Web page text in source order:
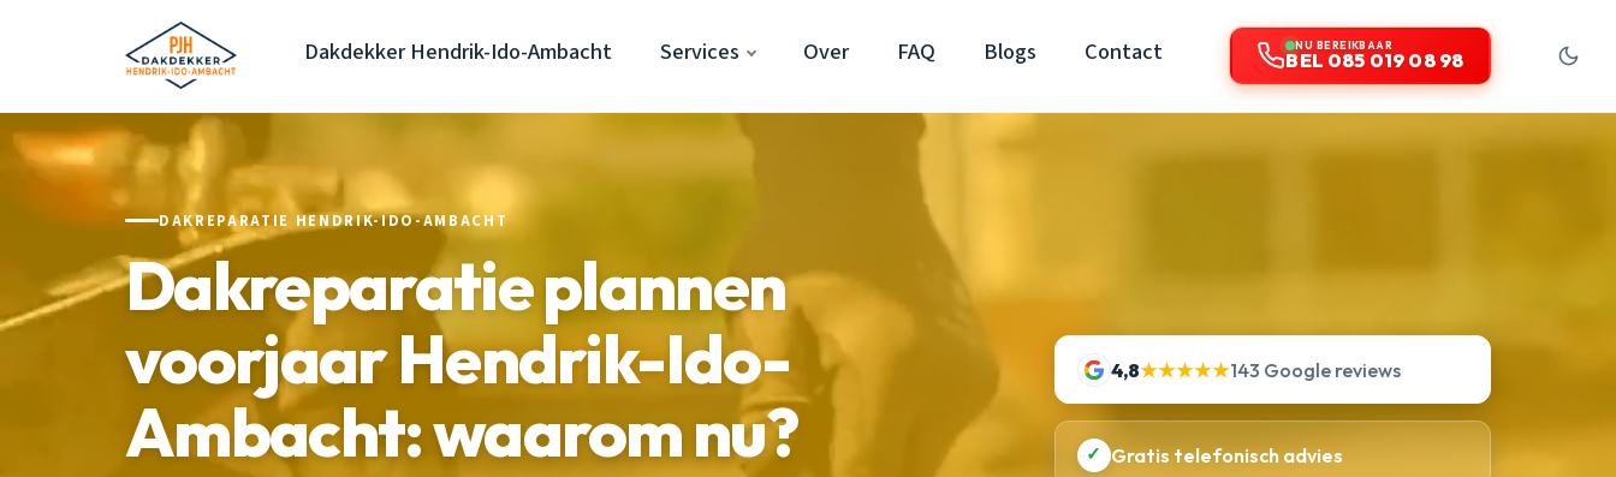
Dakdekker Hendrik-Ido-Ambacht Services Over FAQ Blogs Contact NU BEREIKBAAR
BEL 085 019 08 98
DAKREPARATIE HENDRIK-IDO-AMBACHT
Dakreparatie plannen
voorjaar Hendrik-Ido-
Ambacht: waarom nu?
4,8★★★★★143 Google reviews
✓ Gratis telefonisch advies